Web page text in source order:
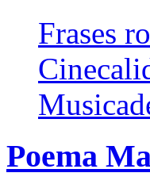
Frases
Poema